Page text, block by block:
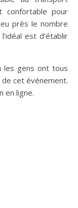
confortable pour
près le nombre
est d’établir
les gens ont tous
cet événement.
en ligne.